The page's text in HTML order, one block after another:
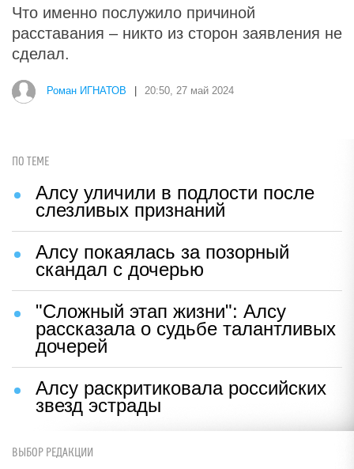
Что именно послужило причиной
расставания – никто из сторон заявления не
сделал.
Роман ИГНАТОВ 20:50, 27 май 2024
ПО ТЕМЕ
Алсу уличили в подлости после
слезливых признаний
Алсу покаялась за позорный
скандал с дочерью
"Сложный этап жизни": Алсу
рассказала о судьбе талантливых
дочерей
Алсу раскритиковала российских
звезд эстрады
ВЫБОР РЕДАКЦИИ